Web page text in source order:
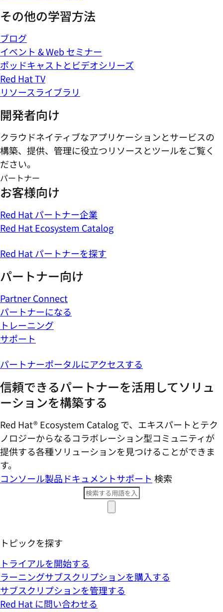
その他の学習方法
ブログ
イベント & Web セミナー
ポッドキャストとビデオシリーズ
Red Hat TV
リソースライブラリ
開発者向け
クラウドネイティブなアプリケーションとサービスの
構築、提供、管理に役立つリソースとツールをご覧く
ださい。
パートナー
お客様向け
Red Hat パートナー企業
Red Hat Ecosystem Catalog
Red Hat パートナーを探す
パートナー向け
Partner Connect
パートナーになる
トレーニング
サポート
パートナーポータルにアクセスする
信頼できるパートナーを活用してソリュ
ーションを構築する
Red Hat® Ecosystem Catalog で、エキスパートとテク
ノロジーからなるコラボレーション型コミ​ュニティが
提供する各種ソリューションを見つけることができま
す。
コンソール製品ドキュメントサポート 検索
トピックを探す
トライアルを開始する
ラーニングサブスクリプションを購入する
サブスクリプションを管理する
Red Hat に問い合わせる